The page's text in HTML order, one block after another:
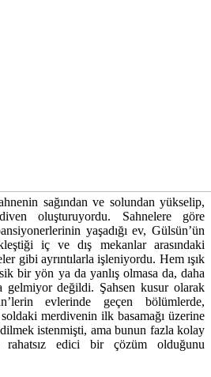
sağından ve solundan yükselip,
oluşturuyordu. Sahnelere göre
yaşadığı ev, Gülsün’ün
iç ve dış mekanlar arasındaki
gibi ayrıntılarla işleniyordu. Hem ışık
bir yön ya da yanlış olmasa da, daha
değildi. Şahsen kusur olarak
evlerinde geçen bölümlerde,
soldaki merdivenin ilk basamağı üzerine
istenmişti, ama bunun fazla kolay
rahatsız edici bir çözüm olduğunu